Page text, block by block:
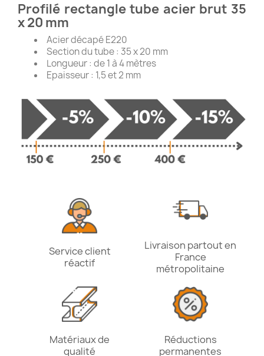
Profilé rectangle tube acier brut 35
x 20 mm
Acier décapé E220
Section du tube : 35 x 20 mm
Longueur : de 1 à 4 mètres
Epaisseur : 1,5 et 2 mm
Service client
réactif
Livraison partout en
France
métropolitaine
Matériaux de
qualité
Réductions
permanentes